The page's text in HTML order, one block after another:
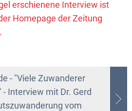
erschienene Interview ist
Homepage der Zeitung
- "Viele Zuwanderer
Interview mit Dr. Gerd
vom